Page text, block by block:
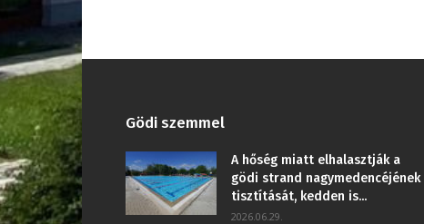
Gödi szemmel
A hőség miatt elhalasztják a
gödi strand nagymedencéjének
tisztítását, kedden is...
2026.06.29.